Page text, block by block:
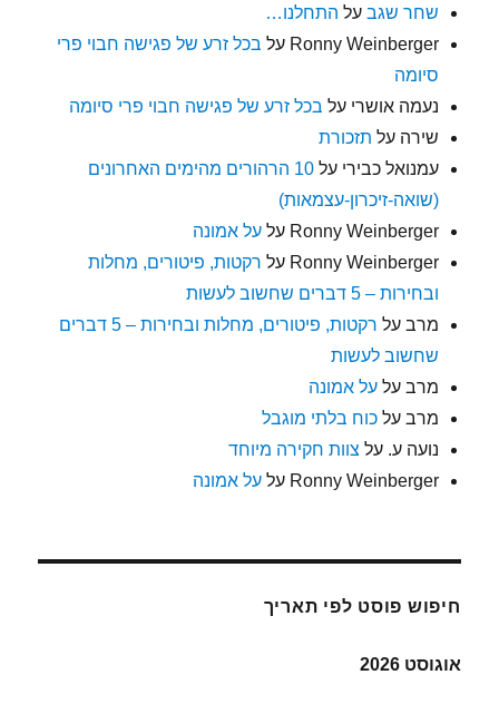
שחר שגב על התחלנו…
Ronny Weinberger על בכל זרע של פגישה חבוי פרי
סיומה
נעמה אושרי על בכל זרע של פגישה חבוי פרי סיומה
שירה על תזכורת
עמנואל כבירי על
10 הרהורים מהימים האחרונים
(שואה-זיכרון-עצמאות)
Ronny Weinberger עלעל אמונה
Ronny Weinberger על רקטות, פיטורים, מחלות
ובחירות – 5 דברים שחשוב לעשות
מרב על
רקטות, פיטורים, מחלות ובחירות – 5 דברים
שחשוב לעשות
מרב עלעל אמונה
מרב עלכוח בלתי מוגבל
נועה ע. על צוות חקירה מיוחד
Ronny Weinberger עלעל אמונה
חיפוש פוסט לפי תאריך
אוגוסט 2026